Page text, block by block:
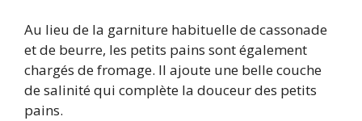
Au lieu de la garniture habituelle de cassonade
et de beurre, les petits pains sont également
chargés de fromage. Il ajoute une belle couche
de salinité qui complète la douceur des petits
pains.